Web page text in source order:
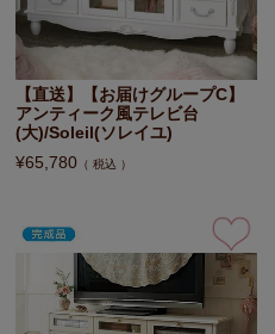
【直送】【お届けグループC】
アンティーク風テレビ台
(大)/Soleil(ソレイユ)
¥65,780 税込